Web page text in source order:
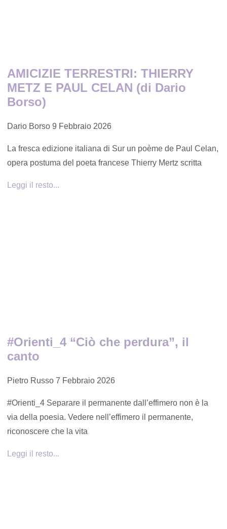
AMICIZIE TERRESTRI: THIERRY
METZ E PAUL CELAN (di Dario
Borso)
Dario Borso9 Febbraio 2026
La fresca edizione italiana di Sur un poème de Paul Celan,
opera postuma del poeta francese Thierry Mertz scritta
Leggi il resto...
#Orienti_4 “Ciò che perdura”, il
canto
Pietro Russo7 Febbraio 2026
#Orienti_4 Separare il permanente dall’effimero non è la
via della poesia. Vedere nell’effimero il permanente,
riconoscere che la vita
Leggi il resto...